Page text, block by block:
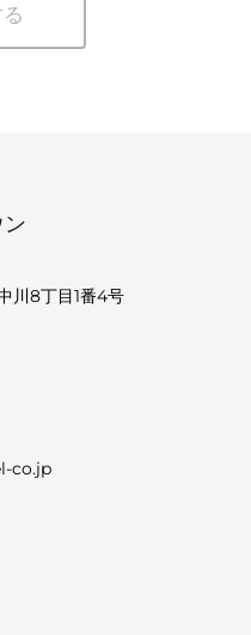
川8丁目1番4号
co.jp